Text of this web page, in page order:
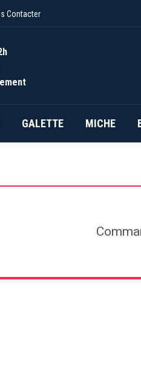
Contacter
GALETTE MICHE